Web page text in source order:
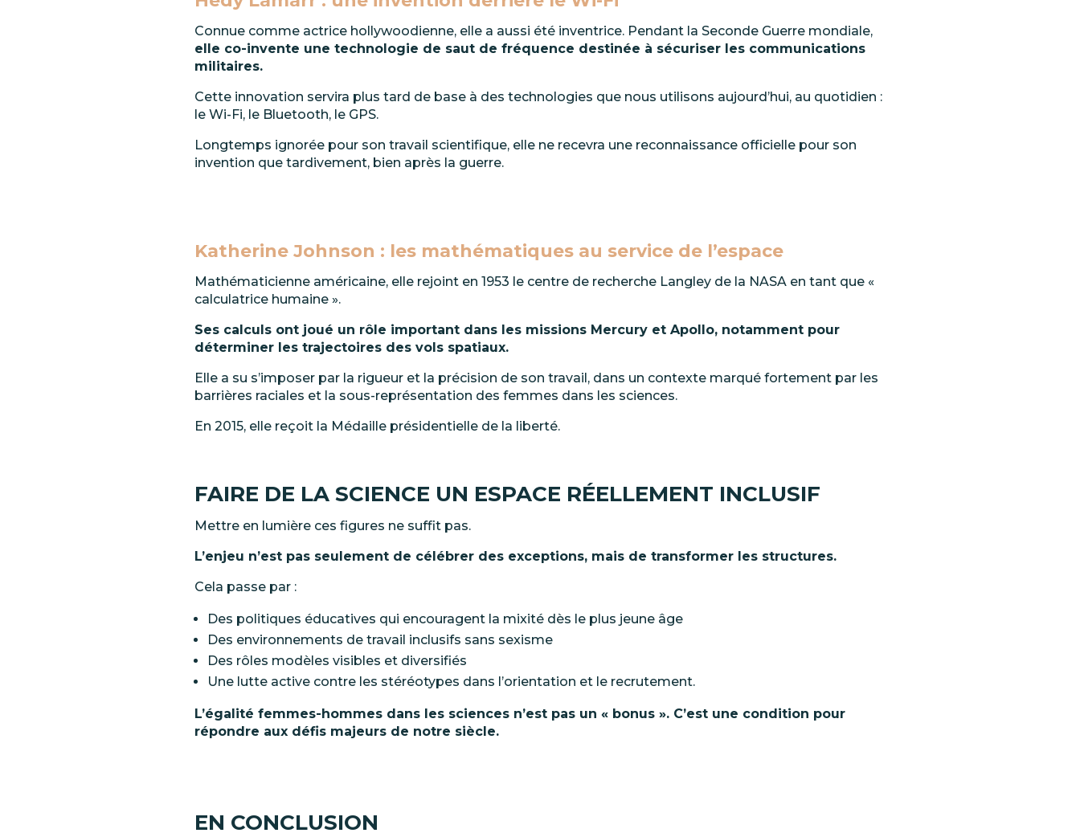
Connue comme actrice hollywoodienne, elle a aussi été inventrice. Pendant la Seconde Guerre mondiale,
elle co-invente une technologie de saut de fréquence destinée à sécuriser les communications
militaires.
Cette innovation servira plus tard de base à des technologies que nous utilisons aujourd’hui, au quotidien :
le Wi-Fi, le Bluetooth, le GPS.
Longtemps ignorée pour son travail scientifique, elle ne recevra une reconnaissance officielle pour son
invention que tardivement, bien après la guerre.
Katherine Johnson : les mathématiques au service de l’espace
Mathématicienne américaine, elle rejoint en 1953 le centre de recherche Langley de la NASA en tant que «
calculatrice humaine ».
Ses calculs ont joué un rôle important dans les missions Mercury et Apollo, notamment pour
déterminer les trajectoires des vols spatiaux.
Elle a su s’imposer par la rigueur et la précision de son travail, dans un contexte marqué fortement par les
barrières raciales et la sous-représentation des femmes dans les sciences.
En 2015, elle reçoit la Médaille présidentielle de la liberté.
FAIRE DE LA SCIENCE UN ESPACE RÉELLEMENT INCLUSIF
Mettre en lumière ces figures ne suffit pas.
L’enjeu n’est pas seulement de célébrer des exceptions, mais de transformer lesstructures.
Cela passe par :
Des politiques éducatives qui encouragent la mixité dès le plus jeune âge
Des environnements de travail inclusifs sans sexisme
Des rôles modèles visibles et diversifiés
Une lutte active contre les stéréotypes dans l’orientation et le recrutement.
L’égalité femmes-hommes dans les sciences n’est pas un « bonus ». C’est une condition pour
répondre aux défis majeurs de notre siècle.
EN CONCLUSION